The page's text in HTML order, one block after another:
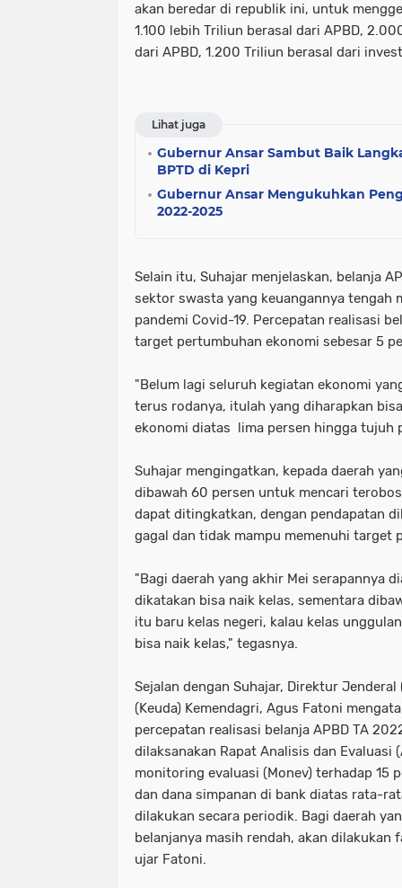
akan beredar di republik ini, untuk
1.100 lebih Triliun berasal dari APBD,
dari APBD, 1.200 Triliun berasal dari
Lihat juga
Gubernur Ansar Sambut Baik
BPTD di Kepri
Gubernur Ansar Mengukuhkan
2022-2025
Selain itu, Suhajar menjelaskan, belanja
sektor swasta yang keuangannya tengah
pandemi Covid-19. Percepatan realisasi
target pertumbuhan ekonomi sebesar 5
"Belum lagi seluruh kegiatan ekonomi
terus rodanya, itulah yang diharapkan
ekonomi diatas lima persen hingga tujuh
Suhajar mengingatkan, kepada daerah
dibawah 60 persen untuk mencari
dapat ditingkatkan, dengan pendapatan
gagal dan tidak mampu memenuhi target
"Bagi daerah yang akhir Mei serapannya
dikatakan bisa naik kelas, sementara
itu baru kelas negeri, kalau kelas
bisa naik kelas," tegasnya.
Sejalan dengan Suhajar, Direktur Jenderal
(Keuda) Kemendagri, Agus Fatoni
percepatan realisasi belanja APBD TA
dilaksanakan Rapat Analisis dan Evaluasi
monitoring evaluasi (Monev) terhadap 15
dan dana simpanan di bank diatas rata-
dilakukan secara periodik. Bagi daerah
belanjanya masih rendah, akan dilakukan
ujar Fatoni.